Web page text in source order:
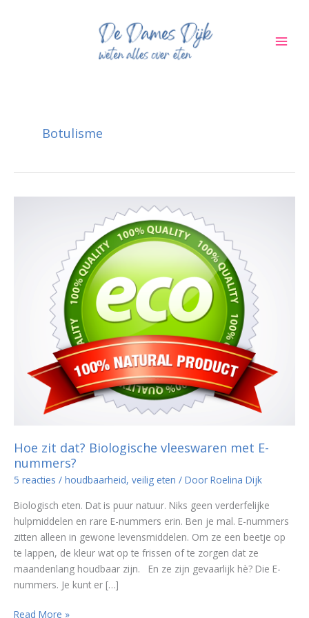
Botulisme
Hoe zit dat? Biologische vleeswaren met E-
nummers?
5 reacties / houdbaarheid, veilig eten / Door Roelina Dijk
Biologisch eten. Dat is puur natuur. Niks geen verderfelijke
hulpmiddelen en rare E-nummers erin. Ben je mal. E-nummers
zitten alleen in gewone levensmiddelen. Om ze een beetje op
te lappen, de kleur wat op te frissen of te zorgen dat ze
maandenlang houdbaar zijn. En ze zijn gevaarlijk hè? Die E-
nummers. Je kunt er […]
Hoe
Read More »